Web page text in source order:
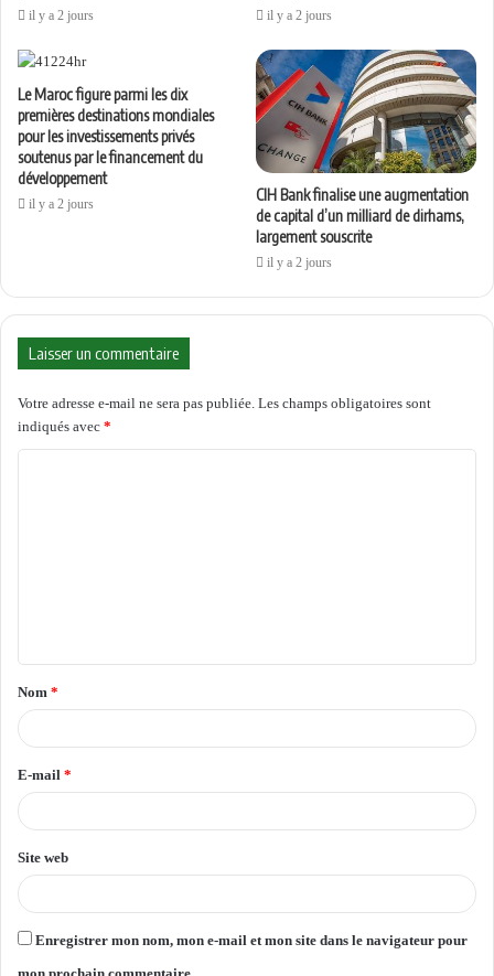
il y a 2 jours il y a 2 jours
Le Maroc figure parmi les dix
premières destinations mondiales
pour les investissements privés
soutenus par le financement du
développement
il y a 2 jours
CIH Bank finalise une augmentation
de capital d’un milliard de dirhams,
largement souscrite
il y a 2 jours
Laisser un commentaire
Votre adresse e-mail ne sera pas publiée. Les champs obligatoires sont
indiqués avec *
t
a
e
*
Nom *
E-mail *
Site web
Enregistrer mon nom, mon e-mail et mon site dans le navigateur pour